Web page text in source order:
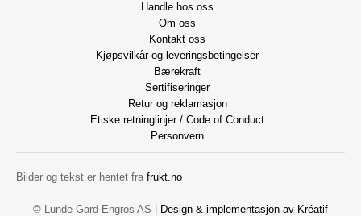
Handle hos oss
Om oss
Kontakt oss
Kjøpsvilkår og leveringsbetingelser
Bærekraft
Sertifiseringer
Retur og reklamasjon
Etiske retninglinjer / Code of Conduct
Personvern
Bilder og tekst er hentet fra frukt.no
© Lunde Gard Engros AS | Design & implementasjon av Kréatif